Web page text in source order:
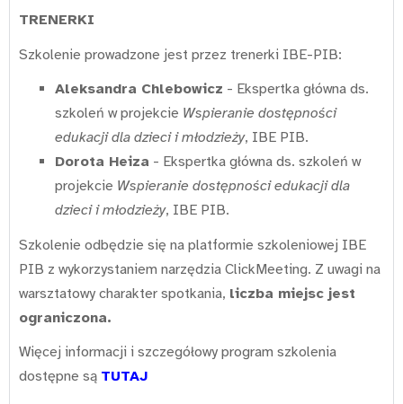
TRENERKI
Szkolenie prowadzone jest przez trenerki IBE-PIB:
Aleksandra Chlebowicz - Ekspertka główna ds.
szkoleń w projekcie Wspieranie dostępności
edukacji dla dzieci i młodzieży, IBE PIB.
Dorota Heiza - Ekspertka główna ds. szkoleń w
projekcie Wspieranie dostępności edukacji dla
dzieci i młodzieży, IBE PIB.
Szkolenie odbędzie się na platformie szkoleniowej IBE
PIB z wykorzystaniem narzędzia ClickMeeting. Z uwagi na
warsztatowy charakter spotkania, liczba miejsc jest
ograniczona.
Więcej informacji i szczegółowy program szkolenia
dostępne są TUTAJ